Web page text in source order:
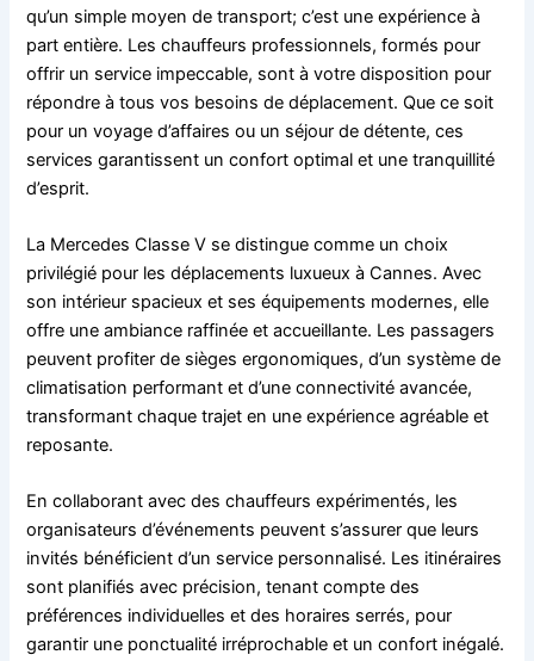
qu’un simple moyen de transport; c’est une expérience à
part entière. Les chauffeurs professionnels, formés pour
offrir un service impeccable, sont à votre disposition pour
répondre à tous vos besoins de déplacement. Que ce soit
pour un voyage d’affaires ou un séjour de détente, ces
services garantissent un confort optimal et une tranquillité
d’esprit.
La Mercedes Classe V se distingue comme un choix
privilégié pour les déplacements luxueux à Cannes. Avec
son intérieur spacieux et ses équipements modernes, elle
offre une ambiance raffinée et accueillante. Les passagers
peuvent profiter de sièges ergonomiques, d’un système de
climatisation performant et d’une connectivité avancée,
transformant chaque trajet en une expérience agréable et
reposante.
En collaborant avec des chauffeurs expérimentés, les
organisateurs d’événements peuvent s’assurer que leurs
invités bénéficient d’un service personnalisé. Les itinéraires
sont planifiés avec précision, tenant compte des
préférences individuelles et des horaires serrés, pour
garantir une ponctualité irréprochable et un confort inégalé.